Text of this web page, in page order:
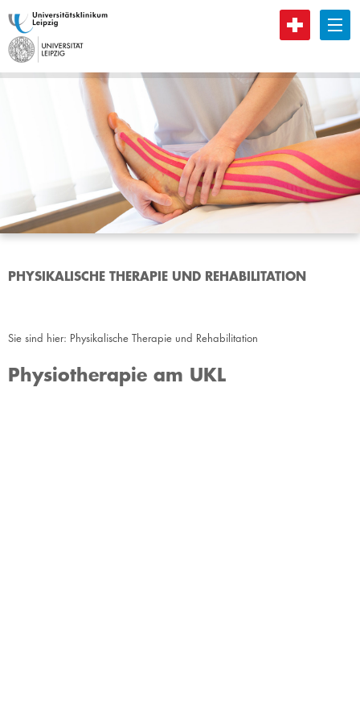
B
PHYSIKALISCHE THERAPIE UND REHABILITATION
Sie sind hier: Physikalische Therapie und Rehabilitation
Physiotherapie am UKL